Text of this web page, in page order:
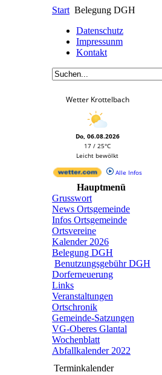
Start Belegung DGH
Datenschutz
Impressunm
Kontakt
Wetter Krottelbach
Do, 06.08.2026
17 / 25°C
Leicht bewölkt
Alle Infos
Hauptmenü
Grusswort
News Ortsgemeinde
Infos Ortsgemeinde
Ortsvereine
Kalender 2026
Belegung DGH
Benutzungsgebühr DGH
Dorferneuerung
Links
Veranstaltungen
Ortschronik
Gemeinde-Satzungen
VG-Oberes Glantal
Wochenblatt
Abfallkalender 2022
Terminkalender